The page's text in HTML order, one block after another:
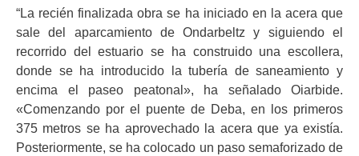
“La recién finalizada obra se ha iniciado en la acera que
sale del aparcamiento de Ondarbeltz y siguiendo el
recorrido del estuario se ha construido una escollera,
donde se ha introducido la tubería de saneamiento y
encima el paseo peatonal», ha señalado Oiarbide.
«Comenzando por el puente de Deba, en los primeros
375 metros se ha aprovechado la acera que ya existía.
Posteriormente, se ha colocado un paso semaforizado de